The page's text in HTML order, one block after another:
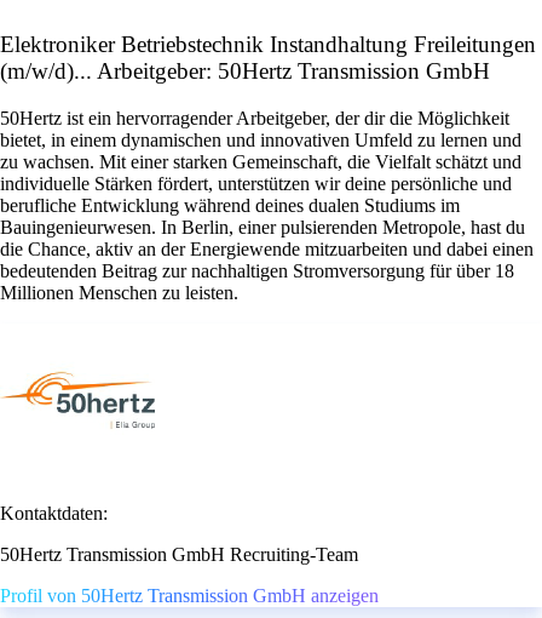
Elektroniker Betriebstechnik Instandhaltung Freileitungen
(m/w/d)... Arbeitgeber: 50Hertz Transmission GmbH
50Hertz ist ein hervorragender Arbeitgeber, der dir die Möglichkeit
bietet, in einem dynamischen und innovativen Umfeld zu lernen und
zu wachsen. Mit einer starken Gemeinschaft, die Vielfalt schätzt und
individuelle Stärken fördert, unterstützen wir deine persönliche und
berufliche Entwicklung während deines dualen Studiums im
Bauingenieurwesen. In Berlin, einer pulsierenden Metropole, hast du
die Chance, aktiv an der Energiewende mitzuarbeiten und dabei einen
bedeutenden Beitrag zur nachhaltigen Stromversorgung für über 18
Millionen Menschen zu leisten.
Kontaktdaten:
50Hertz Transmission GmbH Recruiting-Team
Profil von 50Hertz Transmission GmbH anzeigen